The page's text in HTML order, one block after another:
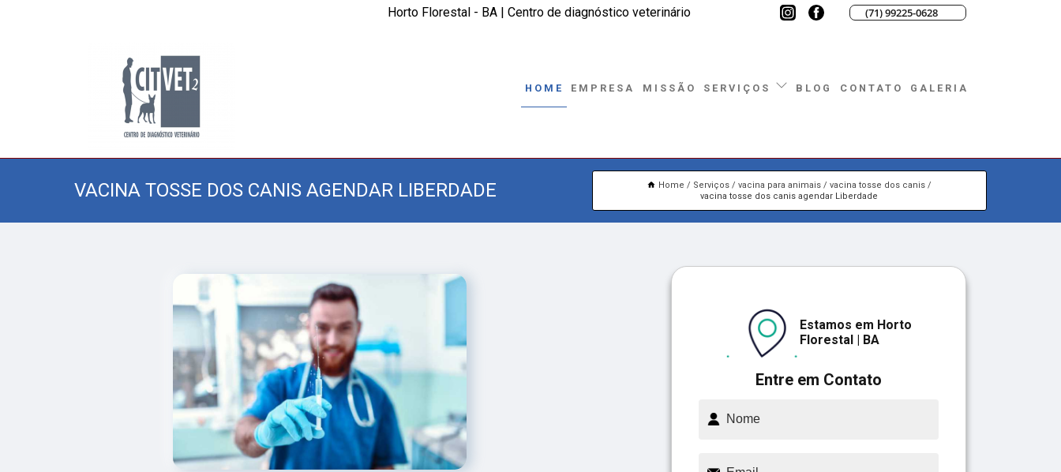
Horto Florestal - BA | Centro de diagnóstico veterinário (71) 99225-0628
HOME EMPRESA MISSÃO SERVIÇOS BLOG CONTATO GALERIA
VACINA TOSSE DOS CANIS AGENDAR LIBERDADE Home Serviços vacina para animais
vacina tosse dos canis
vacina tosse dos canis agendar Liberdade
Entre em Contato
Estamos em Horto
Florestal | BA